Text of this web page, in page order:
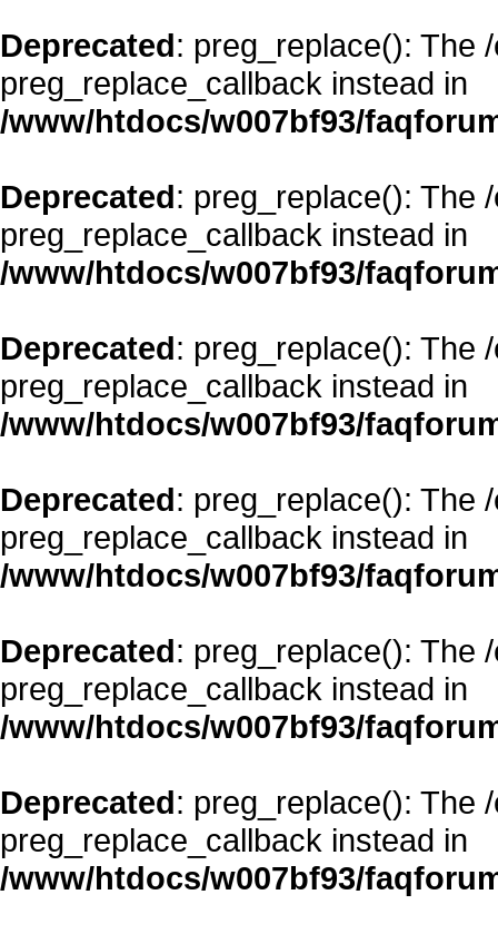
Deprecated: preg_replace(): The
preg_replace_callback instead in
/www/htdocs/w007bf93/
Deprecated: preg_replace(): The
preg_replace_callback instead in
/www/htdocs/w007bf93/
Deprecated: preg_replace(): The
preg_replace_callback instead in
/www/htdocs/w007bf93/
Deprecated: preg_replace(): The
preg_replace_callback instead in
/www/htdocs/w007bf93/
Deprecated: preg_replace(): The
preg_replace_callback instead in
/www/htdocs/w007bf93/
Deprecated: preg_replace(): The
preg_replace_callback instead in
/www/htdocs/w007bf93/